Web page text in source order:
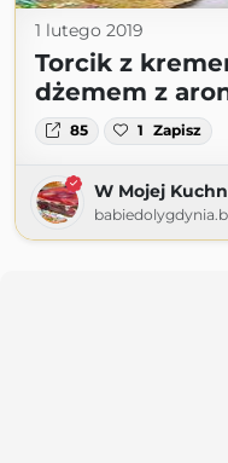
1 lutego 2019
Torcik z
dżemem z
85 1 Zapisz
W Mojej